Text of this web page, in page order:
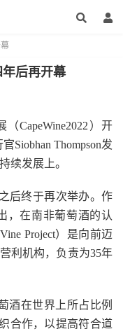
年后再开幕
CapeWine2022）开
Siobhan Thompson发
续发展上。
后终于再次举办。作
，在南非葡萄酒的认
Project）是向前迈
利机构，负责为35年
酒在世界上所占比例
合作，以提高符合道